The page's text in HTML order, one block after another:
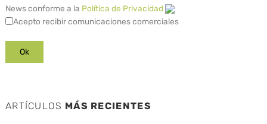
News conforme a la Política de Privacidad
Acepto recibir comunicaciones comerciales
ARTÍCULOS MÁS RECIENTES